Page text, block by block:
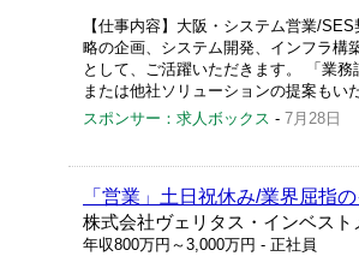
【仕事内容】大阪・システム営業/
略の企画、システム開発、インフラ構
として、ご活躍いただきます。 「業
または他社ソリューションの提案もい
スポンサー：求人ボックス - 7月28日
「営業」土日祝休み/業界屈指
株式会社ヴェリタス・インベスト
年収800万円～3,000万円 - 正社員